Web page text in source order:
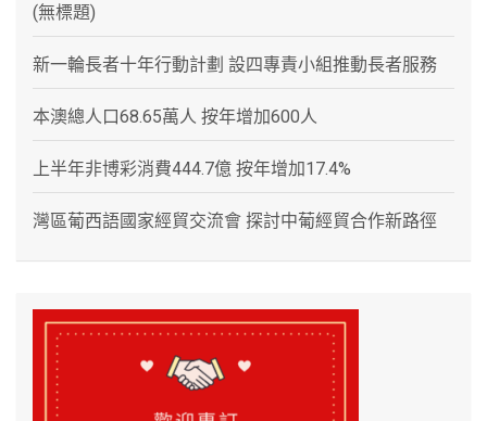
(無標題)
新一輪長者十年行動計劃 設四專責小組推動長者服務
本澳總人口68.65萬人 按年增加600人
上半年非博彩消費444.7億 按年增加17.4%
灣區葡西語國家經貿交流會 探討中葡經貿合作新路徑